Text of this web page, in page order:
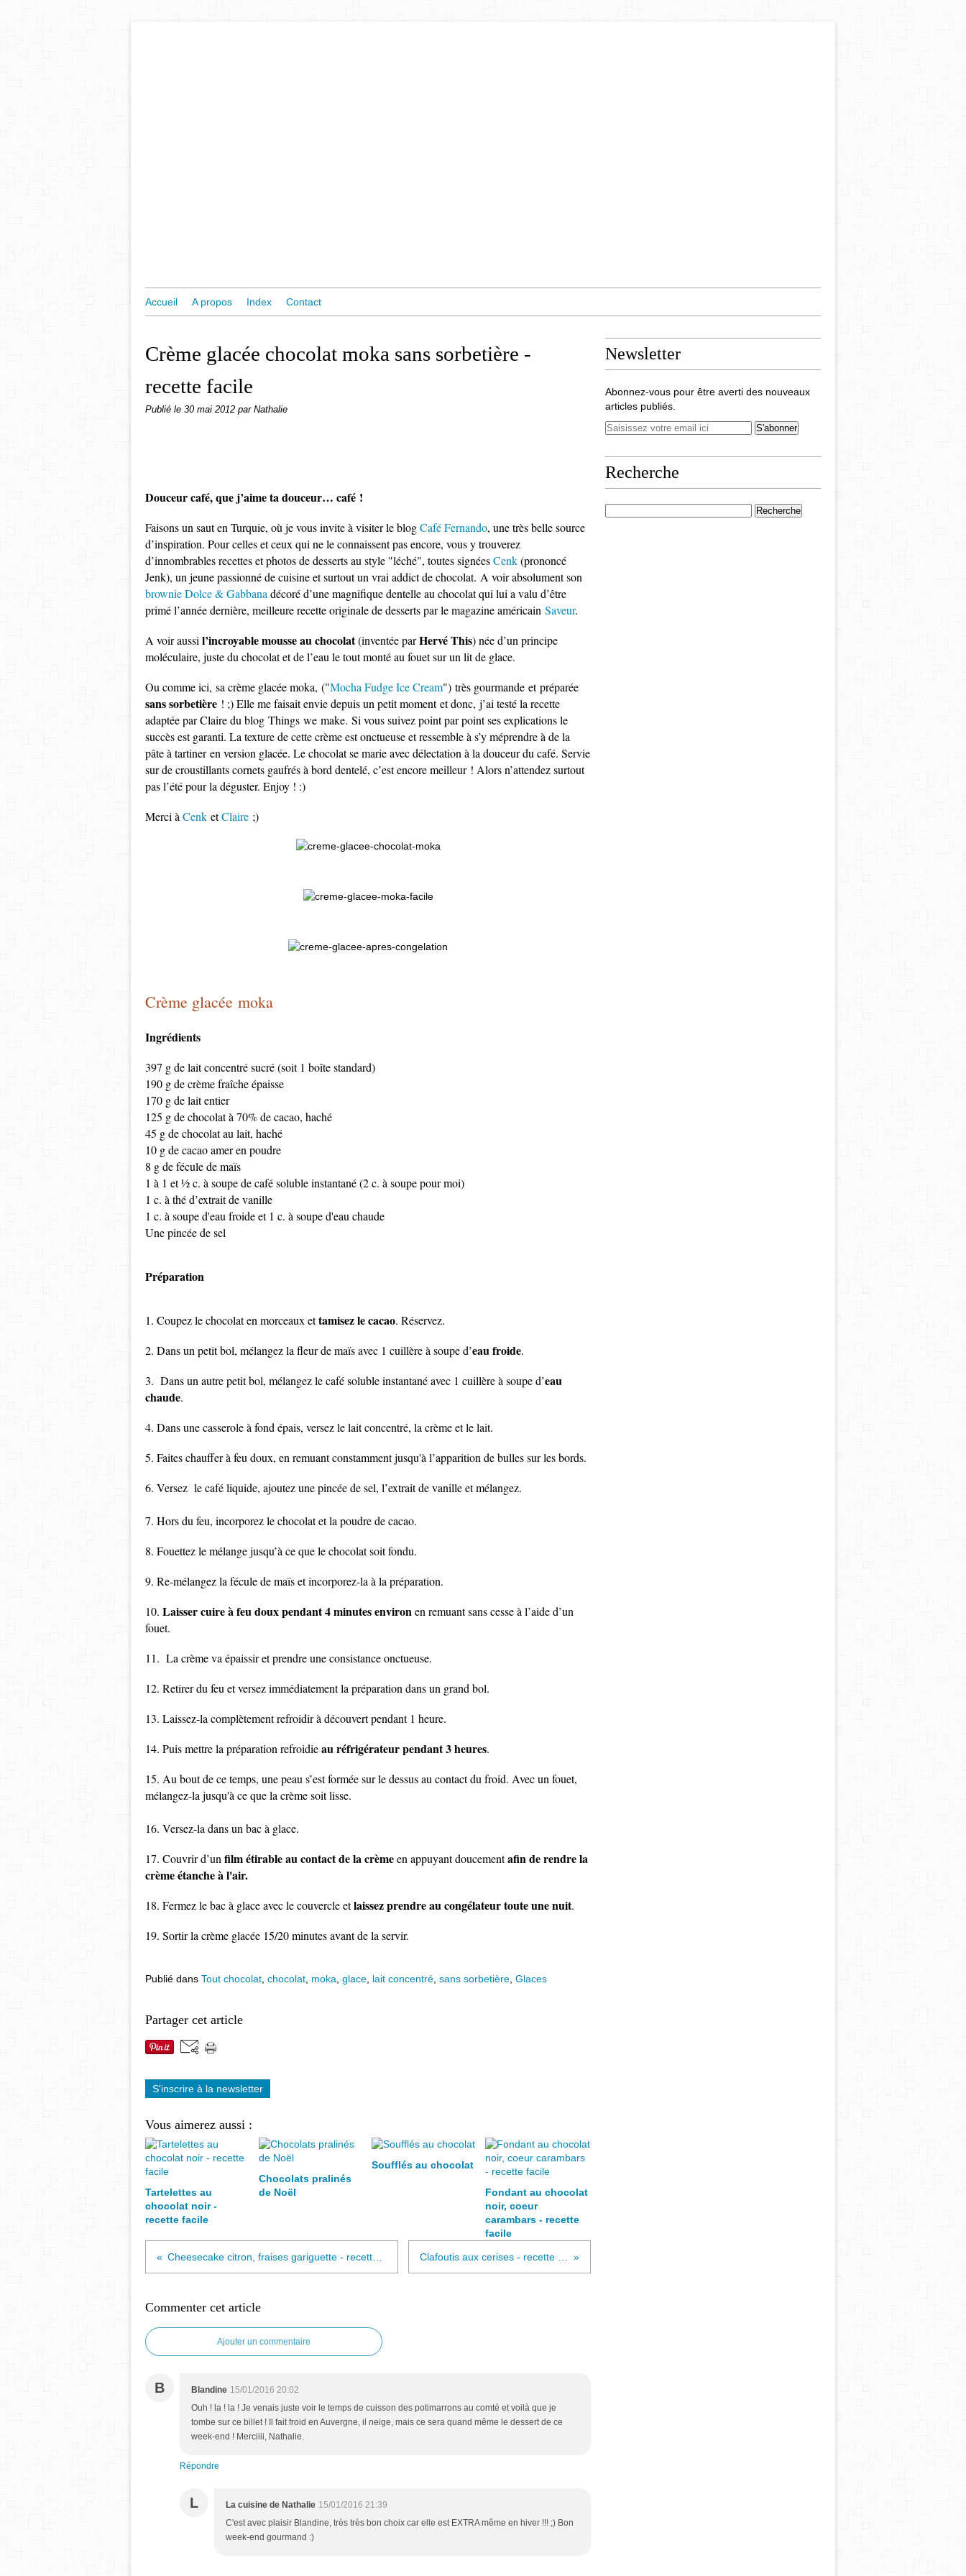
Accueil A propos Index Contact
Crème glacée chocolat moka sans sorbetière -
recette facile
Publié le 30 mai 2012 par Nathalie
Douceur café, que j’aime ta douceur… café !
Faisons un saut en Turquie, où je vous invite à visiter le blogCafé Fernando, une très belle source
d’inspiration. Pour celles et ceux qui ne le connaissent pas encore, vous y trouverez
d’innombrables recettes et photos de desserts au style "léché", toutes signéesCenk(prononcé
Jenk), un jeune passionné de cuisine et surtout un vrai addict de chocolat. A voir absolument son
brownie Dolce & Gabbana décoré d’une magnifique dentelle au chocolat qui lui a valu d’être
primé l’année dernière, meilleure recette originale de desserts par le magazine américain Saveur.
A voir aussi l’incroyable mousse au chocolat(inventée parHervé This) née d’un principe
moléculaire, juste du chocolat et de l’eau le tout monté au fouet sur un lit de glace.
Ou comme ici, sa crème glacée moka, ("Mocha Fudge Ice Cream") très gourmande et préparée
sans sorbetière ! ;) Elle me faisait envie depuis un petit moment et donc, j’ai testé la recette
adaptée par Claire du blog Things we make. Si vous suivez point par point ses explications le
succès est garanti. La texture de cette crème est onctueuse et ressemble à s’y méprendre à de la
pâte à tartiner en version glacée. Le chocolat se marie avec délectation à la douceur du café. Servie
sur de croustillants cornets gaufrés à bord dentelé, c’est encore meilleur ! Alors n’attendez surtout
pas l’été pour la déguster. Enjoy ! :)
Merci à Cenk etClaire ;)
Crème glacée moka
Ingrédients
397 g de lait concentré sucré (soit 1 boîte standard)
190 g de crème fraîche épaisse
170 g de lait entier
125 g de chocolat à 70% de cacao, haché
45 g de chocolat au lait, haché
10 g de cacao amer en poudre
8 g de fécule de maïs
1 à 1 et ½ c. à soupe de café soluble instantané (2 c. à soupe pour moi)
1 c. à thé d’extrait de vanille
1 c. à soupe d'eau froide et 1 c. à soupe d'eau chaude
Une pincée de sel
Préparation
1. Coupez le chocolat en morceaux ettamisez le cacao. Réservez.
2. Dans un petit bol, mélangez la fleur de maïs avec 1 cuillère à soupe d’eau froide.
3. Dans un autre petit bol, mélangez le café soluble instantané avec 1 cuillère à soupe d’eau
chaude.
4. Dans une casserole à fond épais, versez le lait concentré, la crème et le lait.
5. Faites chauffer à feu doux, en remuant constamment jusqu'à l’apparition de bulles sur les bords.
6. Versez le café liquide, ajoutez une pincée de sel, l’extrait de vanille et mélangez.
7. Hors du feu, incorporez le chocolat et la poudre de cacao.
8. Fouettez le mélange jusqu’à ce que le chocolat soit fondu.
9. Re-mélangez la fécule de maïs et incorporez-la à la préparation.
10. Laisser cuire à feu doux pendant 4 minutes environen remuant sans cesse à l’aide d’un
fouet.
11. La crème va épaissir et prendre une consistance onctueuse.
12. Retirer du feu et versez immédiatement la préparation dans un grand bol.
13. Laissez-la complètement refroidir à découvert pendant 1 heure.
14. Puis mettre la préparation refroidieau réfrigérateur pendant 3 heures.
15. Au bout de ce temps, une peau s’est formée sur le dessus au contact du froid. Avec un fouet,
mélangez-la jusqu'à ce que la crème soit lisse.
16. Versez-la dans un bac à glace.
17. Couvrir d’un film étirable au contact de la crèmeen appuyant doucementafin de rendre la
crème étanche à l'air.
18. Fermez le bac à glace avec le couvercle etlaissez prendre au congélateur toute une nuit.
19. Sortir la crème glacée 15/20 minutes avant de la servir.
Publié dans Tout chocolat chocolat moka glace lait concentré sans sorbetière Glaces
Partager cet article
S'inscrire à la newsletter
Vous aimerez aussi :
Tartelettes au
chocolat noir -
recette facile
Chocolats pralinés
de Noël
Soufflés au chocolat
Fondant au chocolat
noir, coeur
carambars - recette
facile
Commenter cet article
Ajouter un commentaire
B Blandine 15/01/2016 20:02
Ouh ! la ! la ! Je venais juste voir le temps de cuisson des potimarrons au comté et voilà que je
tombe sur ce billet ! Il fait froid en Auvergne, il neige, mais ce sera quand même le dessert de ce
week-end ! Merciiii, Nathalie.
Répondre
L La cuisine de Nathalie 15/01/2016 21:39
C'est avec plaisir Blandine, très très bon choix car elle est EXTRA même en hiver !!! ;) Bon
week-end gourmand :)
Newsletter
Abonnez-vous pour être averti des nouveaux
articles publiés.
Recherche